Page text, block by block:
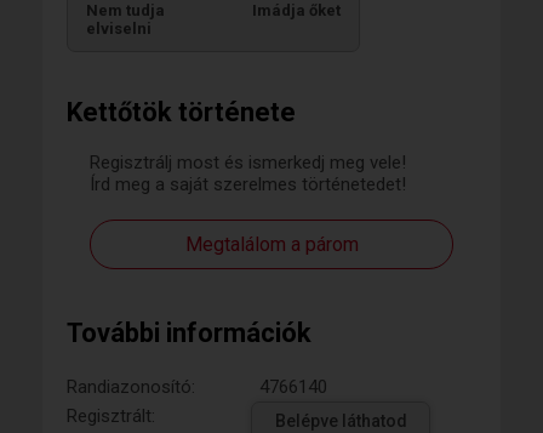
Kettőtök története
Regisztrálj most és ismerkedj meg vele!
Írd meg a saját szerelmes történetedet!
Megtalálom a párom
További információk
Randiazonosító:
4766140
Regisztrált:
Belépve láthatod
Nem tudja
elviselni
Imádja őket